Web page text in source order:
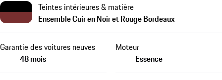
Teintes intérieures & matière
Ensemble Cuir en Noir et Rouge Bordeaux
Garantie des voitures neuves
48 mois
Moteur
Essence